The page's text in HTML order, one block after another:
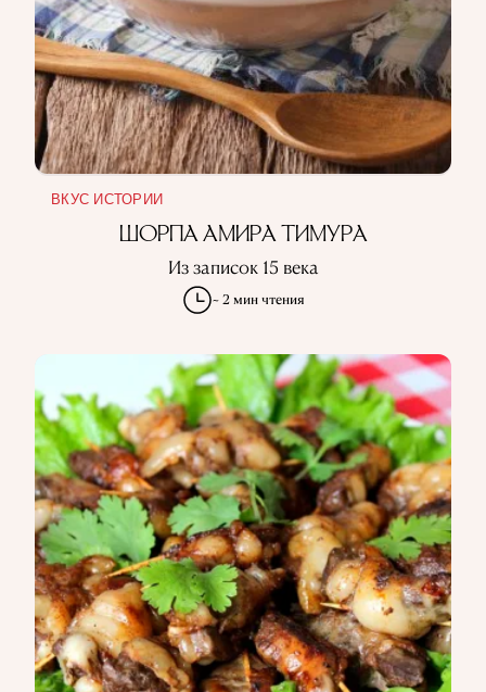
ВКУС ИСТОРИИ
ШОРПА АМИРА ТИМУРА
Из записок 15 века
~ 2 мин чтения